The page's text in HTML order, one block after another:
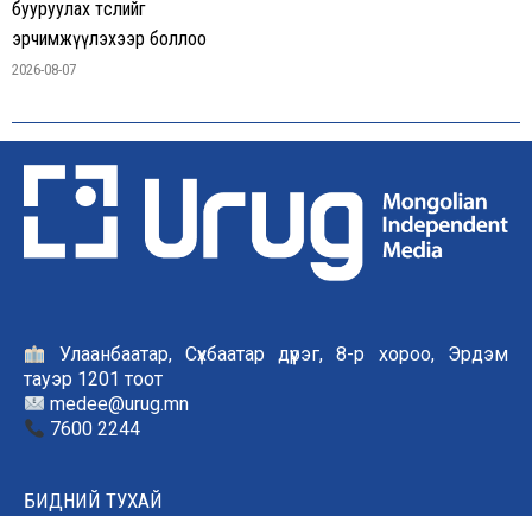
бууруулах төслийг
эрчимжүүлэхээр боллоо
2026-08-07
Улаанбаатар, Сүхбаатар дүүрэг, 8-р хороо, Эрдэм
тауэр 1201 тоот
medee@urug.mn
7600 2244
БИДНИЙ ТУХАЙ